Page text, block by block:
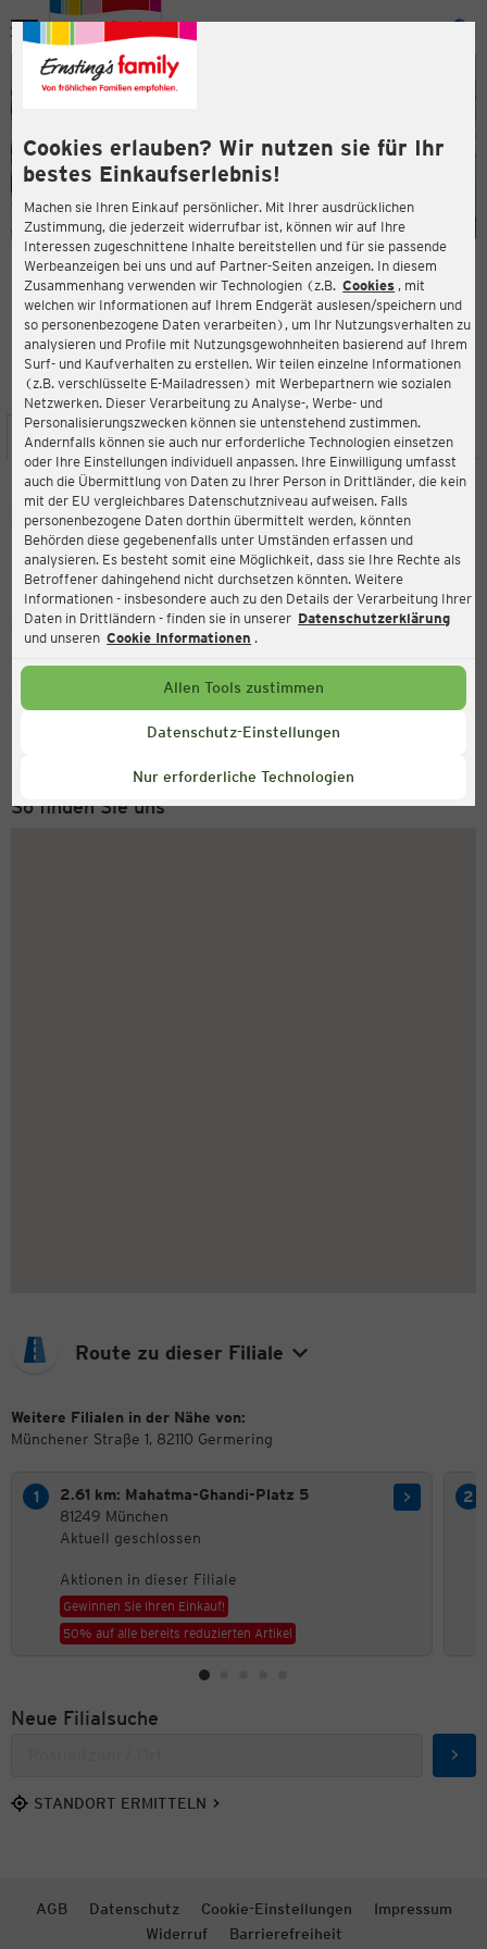
Cookies erlauben? Wir nutzen sie für Ihr
bestes Einkaufserlebnis!
Machen sie Ihren Einkauf persönlicher. Mit Ihrer ausdrücklichen
Zustimmung, die jederzeit widerrufbar ist, können wir auf Ihre
Interessen zugeschnittene Inhalte bereitstellen und für sie passende
Werbeanzeigen bei uns und auf Partner-Seiten anzeigen. In diesem
Zusammenhang verwenden wir Technologien (z.B. Cookies , mit
welchen wir Informationen auf Ihrem Endgerät auslesen/speichern und
so personenbezogene Daten verarbeiten), um Ihr Nutzungsverhalten zu
analysieren und Profile mit Nutzungsgewohnheiten basierend auf Ihrem
Surf- und Kaufverhalten zu erstellen. Wir teilen einzelne Informationen
(z.B. verschlüsselte E-Mailadressen) mit Werbepartnern wie sozialen
Netzwerken. Dieser Verarbeitung zu Analyse-, Werbe- und
Personalisierungszwecken können sie untenstehend zustimmen.
Andernfalls können sie auch nur erforderliche Technologien einsetzen
oder Ihre Einstellungen individuell anpassen. Ihre Einwilligung umfasst
auch die Übermittlung von Daten zu Ihrer Person in Drittländer, die kein
mit der EU vergleichbares Datenschutzniveau aufweisen. Falls
personenbezogene Daten dorthin übermittelt werden, könnten
Behörden diese gegebenenfalls unter Umständen erfassen und
analysieren. Es besteht somit eine Möglichkeit, dass sie Ihre Rechte als
Betroffener dahingehend nicht durchsetzen könnten. Weitere
Informationen - insbesondere auch zu den Details der Verarbeitung Ihrer
Daten in Drittländern - finden sie in unserer Datenschutzerklärung
und unseren Cookie Informationen .
Allen Tools zustimmen
Datenschutz-Einstellungen
Nur erforderliche Technologien
Menü
ERNSTING'S FAMILY FILIALE
Münchener Straße 1
82110 Germering
3,2
Bewertung:
STANDORT SERVICES SORTIMENT AKTIONEN
Ernsting's family
Münchener Straße 1, 82110 Germering
Aktuell:
Geschlossen
Service Hotline
+43 (0) 1 2675 502
So finden Sie uns
Route zu dieser Filiale
Weitere Filialen in der Nähe von:
Münchener Straße 1, 82110 Germering
2.61 km: Mahatma-Ghandi-Platz 5
81249 München
Aktuell geschlossen
Aktionen in dieser Filiale
Gewinnen Sie Ihren Einkauf!
50% auf alle bereits reduzierten Artikel
Neue Filialsuche
STANDORT ERMITTELN
AGB Datenschutz Cookie-Einstellungen
Impressum
Widerruf
Barrierefreiheit